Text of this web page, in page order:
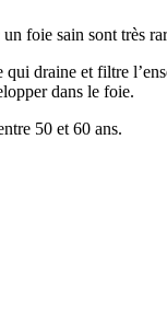
foie sain sont très
draine et filtre
dans le foie.
50 et 60 ans.